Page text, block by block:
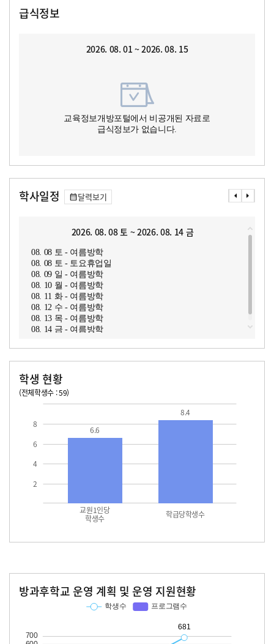
급식정보
2026. 08. 01 ~ 2026. 08. 15
교육정보개방포털에서 비공개된 자료로
급식정보가 없습니다.
학사일정 달력보기
2026. 08. 08 토 ~ 2026. 08. 14 금
08. 08 토 - 여름방학
08. 08 토 - 토요휴업일
08. 09 일 - 여름방학
08. 10 월 - 여름방학
08. 11 화 - 여름방학
08. 12 수 - 여름방학
08. 13 목 - 여름방학
08. 14 금 - 여름방학
학생 현황
(전체학생수 : 59)
2
4
6
8
교원1인당
학생수 학급당학생수
6.6
8.4
방과후학교 운영 계획 및 운영 지원현황